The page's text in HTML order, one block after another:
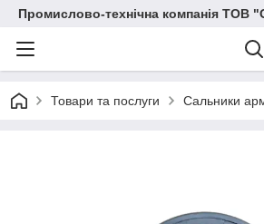
Промислово-технічна компанія ТОВ
Товари та послуги Сальники